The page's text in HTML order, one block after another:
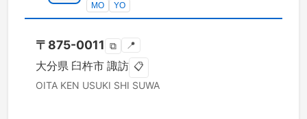
MO YO
〒 875-0011 ⧉ 📍
大分県 臼杵市 諏訪 📋
OITA KEN USUKI SHI SUWA